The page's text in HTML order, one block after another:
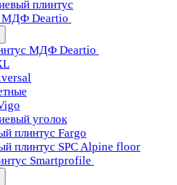
плинтус
МДФ Deartio
МДФ Deartio
уголок
плинтус Fargo
плинтус SPC Alpine floor
Smartprofile